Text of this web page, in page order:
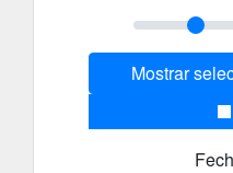
Mostrar
stop